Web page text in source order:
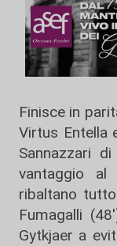
Finisce in
Virtus Entella
Sannazzari
vantaggio
ribaltano
Fumagalli
Gytkjaer a